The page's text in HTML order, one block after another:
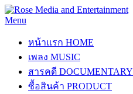
Menu
หน้าแรก HOME
เพลง MUSIC
สารคดี DOCUMENTARY
ซื้อสินค้า PRODUCT